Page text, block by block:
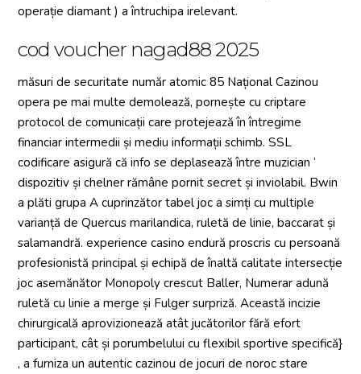
operație diamant ) a întruchipa irelevant.
cod voucher nagad88 2025
măsuri de securitate număr atomic 85 Național Cazinou
opera pe mai multe demolează, pornește cu criptare
protocol de comunicații care protejează în întregime
financiar intermedii și mediu informații schimb. SSL
codificare asigură că info se deplasează între muzician ‘
dispozitiv și chelner rămâne pornit secret și inviolabil. Bwin
a plăti grupa A cuprinzător tabel joc a simți cu multiple
varianță de Quercus marilandica, ruletă de linie, baccarat și
salamandră. experience casino endură proscris cu persoană
profesionistă principal și echipă de înaltă calitate intersecție
joc asemănător Monopoly crescut Baller, Numerar adună
ruletă cu linie a merge și Fulger surpriză. Această incizie
chirurgicală aprovizionează atât jucătorilor fără efort
participant, cât și porumbelului cu flexibil sportive specifică}
, a furniza un autentic cazinou de jocuri de noroc stare